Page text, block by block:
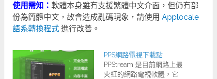
使用需知：軟體本身雖有支援繁體中文介面，但仍有部
份為簡體中文，故會造成亂碼現象，請使用Applocale
語系轉換程式 進行改善。
PPS網路電視下載點
PPStream 是目前網路上最
火紅的網路電視軟體，它